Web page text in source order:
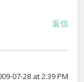
返信
07-28 at 2:39 PM